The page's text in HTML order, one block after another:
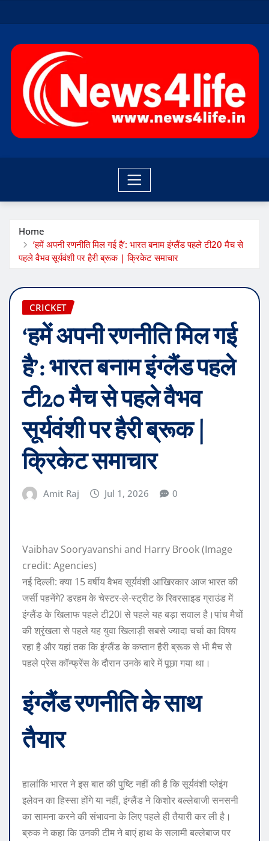
to
Home
‘हमें अपनी रणनीति मिल गई है’: भारत बनाम इंग्लैंड पहले टी20 मैच से
पहले वैभव सूर्यवंशी पर हैरी ब्रूक | क्रिकेट समाचार
CRICKET
‘हमें अपनी रणनीति मिल गई
है’: भारत बनाम इंग्लैंड पहले
टी20 मैच से पहले वैभव
सूर्यवंशी पर हैरी ब्रूक |
क्रिकेट समाचार
Amit Raj Jul 1, 2026 0
Vaibhav Sooryavanshi and Harry Brook (Image
credit: Agencies)
नई दिल्ली: क्या 15 वर्षीय वैभव सूर्यवंशी आखिरकार आज भारत की
जर्सी पहनेंगे? डरहम के चेस्टर-ले-स्ट्रीट के रिवरसाइड ग्राउंड में
इंग्लैंड के खिलाफ पहले टी20I से पहले यह बड़ा सवाल है।पांच मैचों
की श्रृंखला से पहले यह युवा खिलाड़ी सबसे ज्यादा चर्चा का विषय
रहा है और यहां तक ​​कि इंग्लैंड के कप्तान हैरी ब्रूक से भी मैच से
पहले प्रेस कॉन्फ्रेंस के दौरान उनके बारे में पूछा गया था।
इंग्लैंड रणनीति के साथ
तैयार
हालांकि भारत ने इस बात की पुष्टि नहीं की है कि सूर्यवंशी प्लेइंग
इलेवन का हिस्सा होंगे या नहीं, इंग्लैंड ने किशोर बल्लेबाजी सनसनी
का सामना करने की संभावना के लिए पहले ही तैयारी कर ली है।
ब्रुक ने कहा कि उनकी टीम ने बाएं हाथ के सलामी बल्लेबाज पर